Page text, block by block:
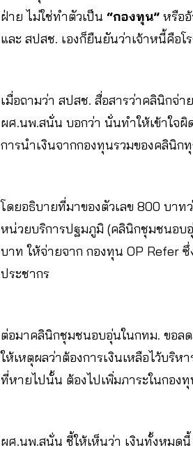
ฝ่าย ไม่ใช่ทำตัวเป็น “กองทุน” หรือ
และ สปสช. เองก็ยืนยันว่าเจ้าหนี้คือ
เมื่อถามว่า สปสช. สื่อสารว่าคลินิกจ่
ผศ.นพ.สนั่น บอกว่า นั่นทำให้เข้าใจผิ
การนำเงินจากกองทุนรวมของคลินิก
โดยอธิบายที่มาของตัวเลข 800 บาท
หน่วยบริการปฐมภูมิ (คลินิกชุมชนอบ
บาท ให้จ่ายจาก กองทุน OP Refer
ประชากร
ต่อมาคลินิกชุมชนอบอุ่นในกทม. ขอล
ให้เหตุผลว่าต้องการเงินเหลือไว้บริ
ที่หายไปนั้น ต้องไปเพิ่มภาระในกอง
ผศ.นพ.สนั่น ชี้ให้เห็นว่า เงินทั้งหมด